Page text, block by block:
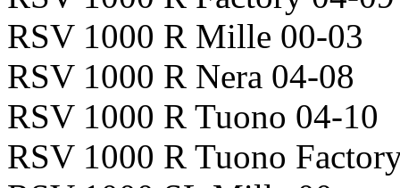
RSV 1000 R Mille 00-03
RSV 1000 R Nera 04-08
RSV 1000 R Tuono 04-10
RSV 1000 R Tuono